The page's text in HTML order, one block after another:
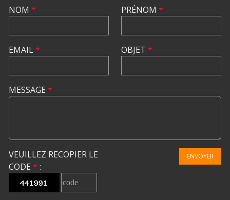
NOM *
EMAIL*
PRÉNOM *
OBJET *
MESSAGE *
VEUILLEZ RECOPIER LE
CODE * :
ENVOYER